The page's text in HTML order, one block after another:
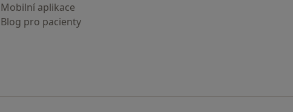
Mobilní aplikace
Blog pro pacienty